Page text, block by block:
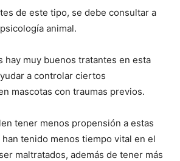
de este tipo, se debe consultar a
animal.
hay muy buenos tratantes en esta
a controlar ciertos
mascotas con traumas previos.
tener menos propensión a estas
tenido menos tiempo vital en el
maltratados, además de tener más